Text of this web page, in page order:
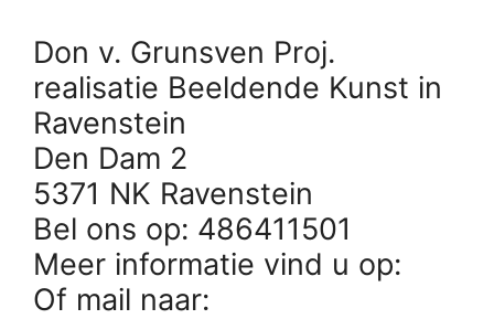
Don v. Grunsven Proj.
realisatie Beeldende Kunst in
Ravenstein
Den Dam 2
5371 NK Ravenstein
Bel ons op: 486411501
Meer informatie vind u op:
Of mail naar: